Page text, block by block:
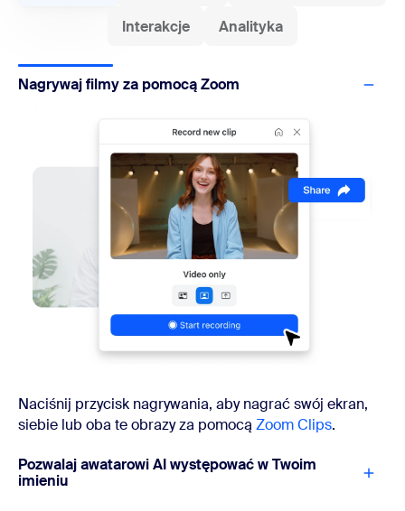
Interakcje Analityka
Nagrywaj filmy za pomocą Zoom
Naciśnij przycisk nagrywania, aby nagrać swój ekran,
siebie lub oba te obrazy za pomocą Zoom Clips.
Pozwalaj awatarowi AI występować w Twoim
imieniu